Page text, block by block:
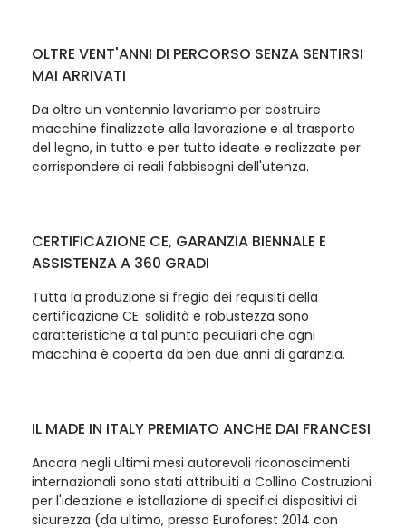
OLTRE VENT'ANNI DI PERCORSO SENZA SENTIRSI
MAI ARRIVATI
Da oltre un ventennio lavoriamo per costruire
macchine finalizzate alla lavorazione e al trasporto
del legno, in tutto e per tutto ideate e realizzate per
corrispondere ai reali fabbisogni dell'utenza.
CERTIFICAZIONE CE, GARANZIA BIENNALE E
ASSISTENZA A 360 GRADI
Tutta la produzione si fregia dei requisiti della
certificazione CE: solidità e robustezza sono
caratteristiche a tal punto peculiari che ogni
macchina è coperta da ben due anni di garanzia.
IL MADE IN ITALY PREMIATO ANCHE DAI FRANCESI
Ancora negli ultimi mesi autorevoli riconoscimenti
internazionali sono stati attribuiti a Collino Costruzioni
per l'ideazione e istallazione di specifici dispositivi di
sicurezza (da ultimo, presso Euroforest 2014 con